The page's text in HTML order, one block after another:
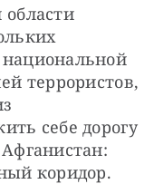
террористов,
себе дорогу
коридор.